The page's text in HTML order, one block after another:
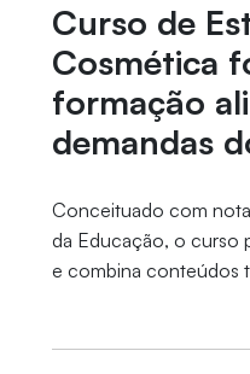
Curso de
Cosmética
formação
demandas
Conceituado com
da Educação, o curso
e combina conteúdos